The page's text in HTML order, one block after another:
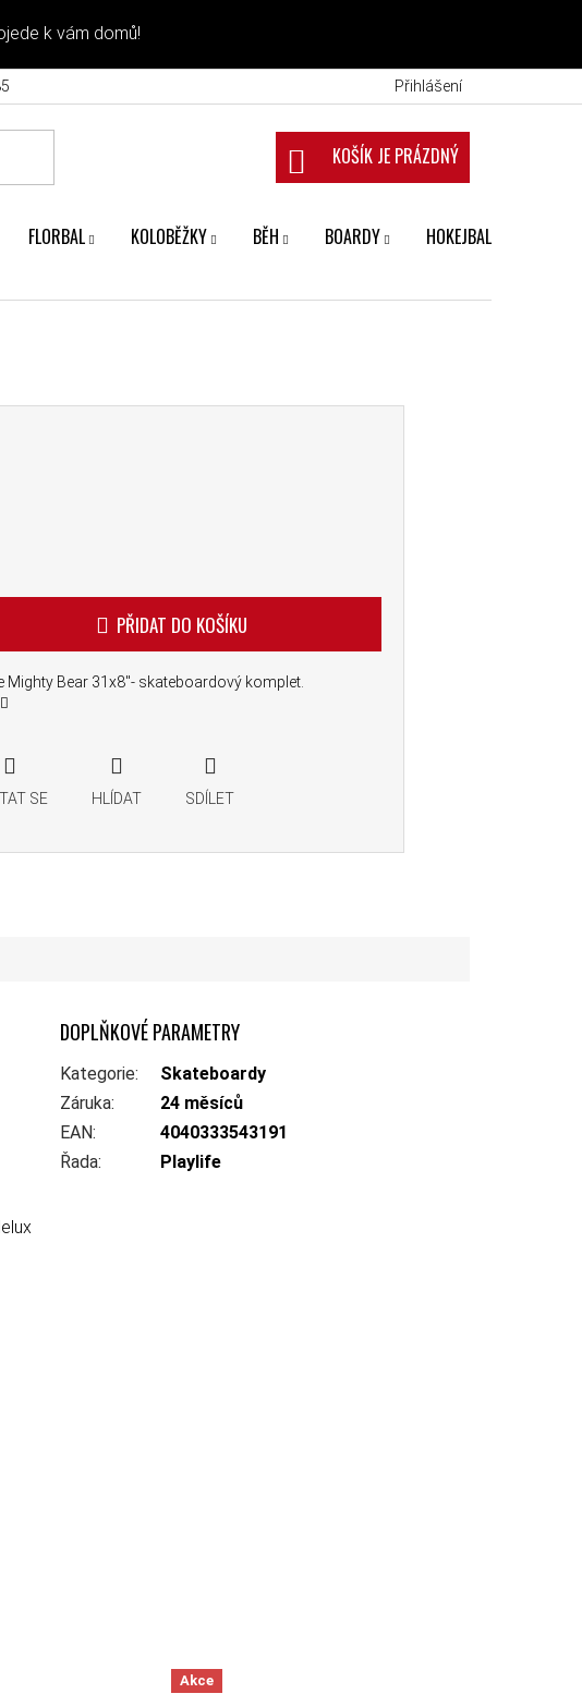
k vám domů!
Přihlášení
NÁKUPNÍ KOŠÍK
FLORBAL KOLOBĚŽKY BĚH BOARDY HOKEJBAL
PŘIDAT DO KOŠÍKU
Mighty Bear 31x8"- skateboardový komplet.
SE HLÍDAT SDÍLET
DOPLŇKOVÉ PARAMETRY
Kategorie:
Skateboardy
Záruka:
24 měsíců
EAN:
4040333543191
Řada: Playlife
Akce